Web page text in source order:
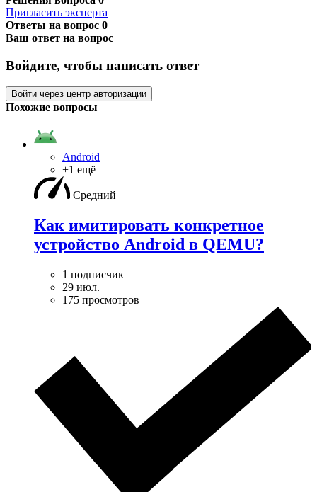
Пригласить эксперта
Ответы на вопрос 0
Ваш ответ на вопрос
Войдите, чтобы написать ответ
Войти через центр авторизации
Похожие вопросы
Android
+1 ещё
Средний
Как имитировать конкретное
устройство Android в QEMU?
1 подписчик
29 июл.
175 просмотров